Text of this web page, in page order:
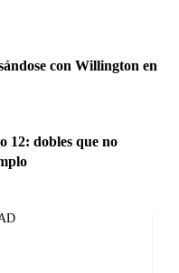
con Willington en
12: dobles que no